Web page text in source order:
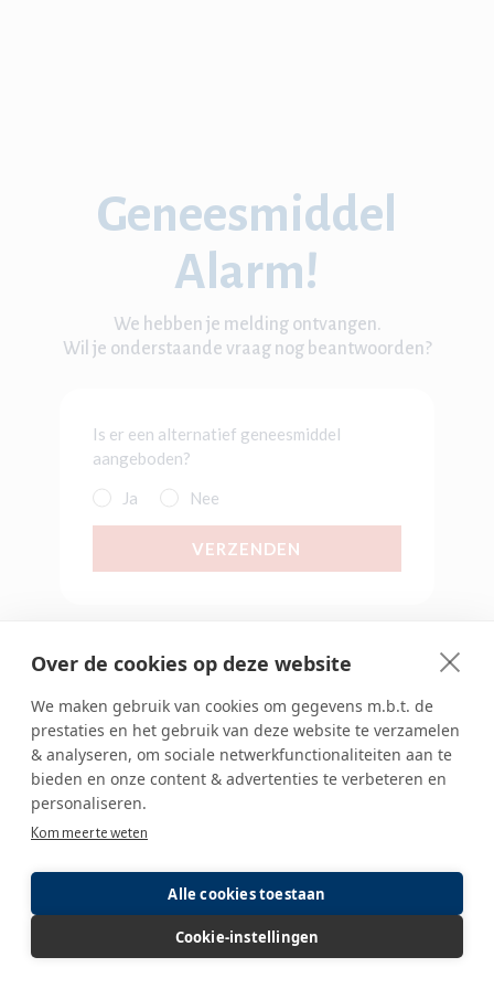
Over de cookies op deze website
We maken gebruik van cookies om gegevens m.b.t. de
prestaties en het gebruik van deze website te verzamelen
& analyseren, om sociale netwerkfunctionaliteiten aan te
bieden en onze content & advertenties te verbeteren en
personaliseren.
Kom meer te weten
Alle cookies toestaan
Cookie-instellingen
Geneesmiddel
Alarm!
We hebben je melding ontvangen.
Wil je onderstaande vraag nog beantwoorden?
Is er een alternatief geneesmiddel
aangeboden?
Ja
Nee
VERZENDEN